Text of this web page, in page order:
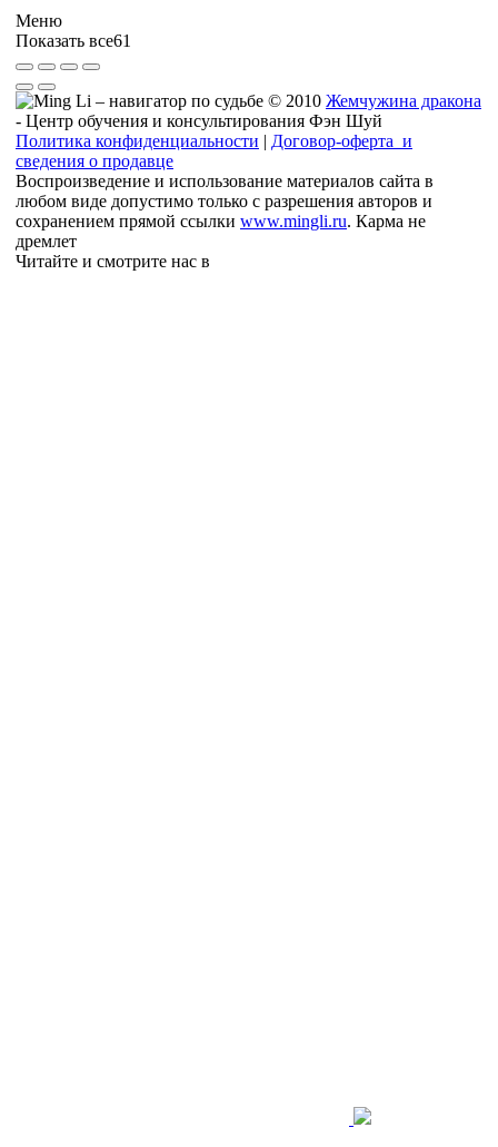
Меню
Показать все61
© 2010 Жемчужина дракона
- Центр обучения и консультирования Фэн Шуй
Политика конфиденциальности | Договор-оферта и
сведения о продавце
Воспроизведение и использование материалов сайта в
любом виде допустимо только с разрешения авторов и
сохранением прямой ссылки www.mingli.ru. Карма не
дремлет
Читайте и смотрите нас в